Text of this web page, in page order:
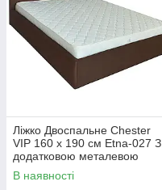
Ліжко Двоспальне Chester
VIP 160 х 190 см Etna-027 З
додатковою металевою
цільнозварною рамою
Коричневий
В наявності